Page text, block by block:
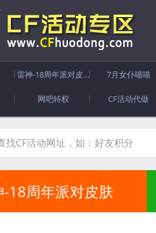
雷神-18周年派对皮肤 7月女仆喵喵
网吧特权 CF活动代做
-18周年派对皮肤